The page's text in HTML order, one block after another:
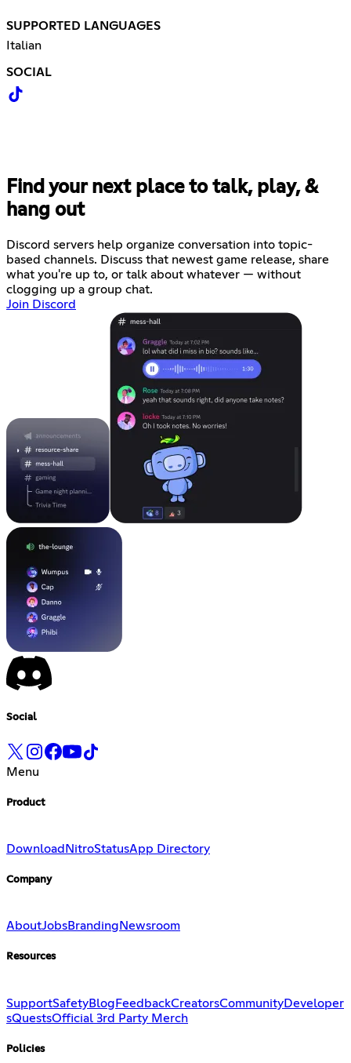
SUPPORTED LANGUAGES
Italian
SOCIAL
Find your next place to talk, play, &
hang out
Discord servers help organize conversation into topic-
based channels. Discuss that newest game release, share
what you're up to, or talk about whatever — without
clogging up a group chat.
Join Discord
Social
Menu
Product
Download NitroStatusApp Directory
Company
AboutJobsBranding Newsroom
Resources
SupportSafetyBlogFeedbackCreatorsCommunityDeveloper
sQuestsOfficial 3rd Party Merch
Policies